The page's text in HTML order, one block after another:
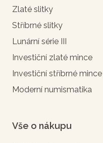
Zlaté slitky
Stříbrné slitky
Lunární série III
Investiční zlaté mince
Investiční stříbrné mince
Moderní numismatika
Vše o nákupu